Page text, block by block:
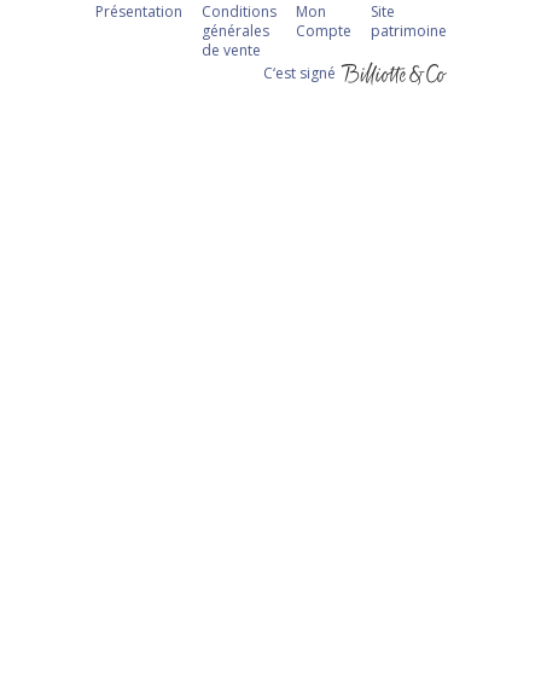
Présentation
Conditions
générales
de vente
Mon
Compte
Site
patrimoine
C‘est signé